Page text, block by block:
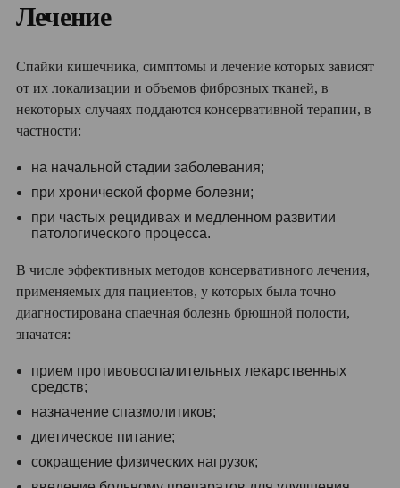
Лечение
Спайки кишечника, симптомы и лечение которых зависят
от их локализации и объемов фиброзных тканей, в
некоторых случаях поддаются консервативной терапии, в
частности:
на начальной стадии заболевания;
при хронической форме болезни;
при частых рецидивах и медленном развитии
патологического процесса.
В числе эффективных методов консервативного лечения,
применяемых для пациентов, у которых была точно
диагностирована спаечная болезнь брюшной полости,
значатся:
прием противовоспалительных лекарственных
средств;
назначение спазмолитиков;
диетическое питание;
сокращение физических нагрузок;